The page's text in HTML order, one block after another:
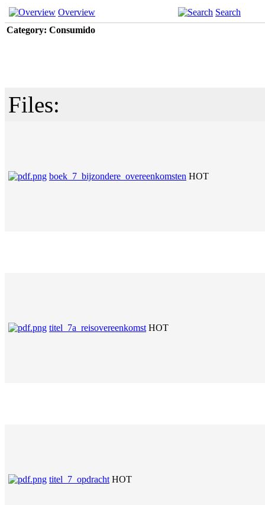
Overview
Search
Category: Consumido
Files:
boek_7_bijzondere_overeenkomsten HOT
titel_7a_reisovereenkomst HOT
titel_7_opdracht HOT